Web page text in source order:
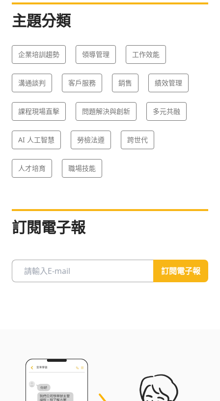
主題分類
企業培訓趨勢 領導管理 工作效能
溝通談判 客戶服務 銷售 績效管理
課程現場直擊 問題解決與創新 多元共融
AI 人工智慧 勞檢法遵 跨世代
人才培育 職場技能
訂閱電子報
訂閱電子報